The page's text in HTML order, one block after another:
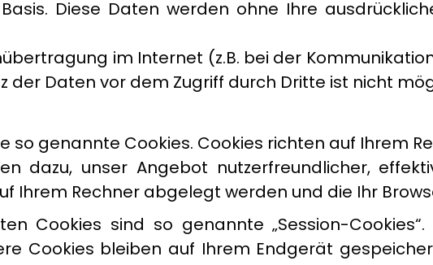
Diese Daten werden ohne Ihre
im Internet (z.B. bei der
der Daten vor dem Zugriff durch Dritte ist nicht
so genannte Cookies. Cookies richten auf Ihrem
dazu, unser Angebot nutzerfreundlicher,
Ihrem Rechner abgelegt werden und die Ihr
Cookies sind so genannte „Session-
Cookies bleiben auf Ihrem Endgerät